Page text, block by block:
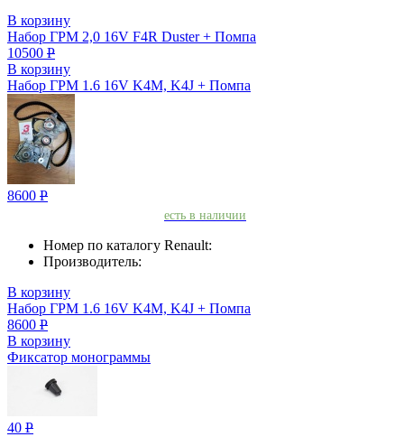
В корзину
Набор ГРМ 2,0 16V F4R Duster + Помпа
10500 Р
В корзину
Набор ГРМ 1.6 16V K4M, K4J + Помпа
8600 Р
есть в наличии
Номер по каталогу Renault:
Производитель:
В корзину
Набор ГРМ 1.6 16V K4M, K4J + Помпа
8600 Р
В корзину
Фиксатор монограммы
40 Р